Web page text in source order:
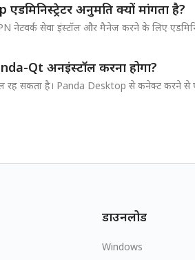
अनुमति क्यों मांगता है?
नेटवर्क सेवा इंस्टॉल और मैनेज करने के लिए
Qt अनइंस्टॉल करना होगा?
रह सकता है। Panda Desktop से कनेक्ट करने
डाउनलोड
Windows